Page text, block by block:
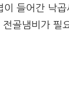
이 들어간 낙
골냄비가 필